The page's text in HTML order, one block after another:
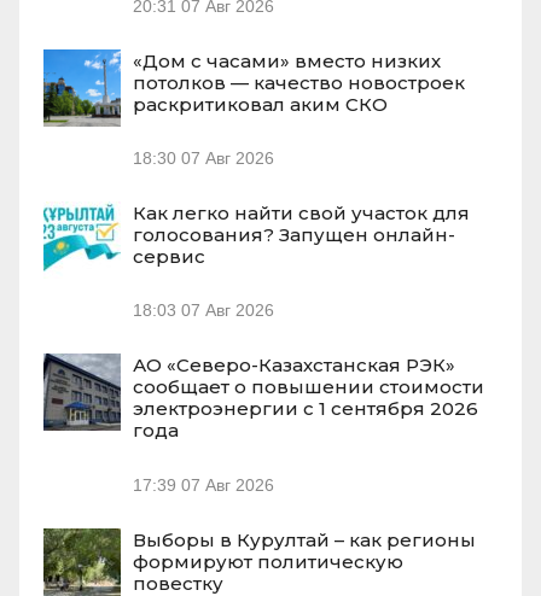
20:31 07 Авг 2026
«Дом с часами» вместо низких
потолков — качество новостроек
раскритиковал аким СКО
18:30 07 Авг 2026
Как легко найти свой участок для
голосования? Запущен онлайн-
сервис
18:03 07 Авг 2026
АО «Северо-Казахстанская РЭК»
сообщает о повышении стоимости
электроэнергии с 1 сентября 2026
года
17:39 07 Авг 2026
Выборы в Курултай – как регионы
формируют политическую
повестку